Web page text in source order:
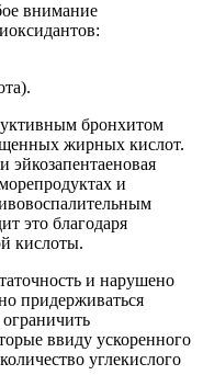
внимание
бронхитом
жирных кислот.
эйкозапентаеновая
и
это благодаря
кислоты.
и нарушено
придерживаться
ввиду ускоренного
углекислого